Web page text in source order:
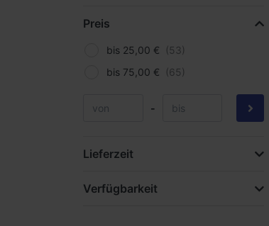
Preis
bis 25,00 €
bis 75,00 €
-
Lieferzeit
Verfügbarkeit